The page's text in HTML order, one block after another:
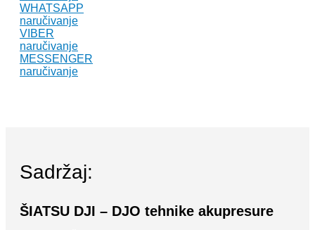
WHATSAPP
naručivanje
VIBER
naručivanje
MESSENGER
naručivanje
Sadržaj:
ŠIATSU DJI – DJO tehnike akupresure